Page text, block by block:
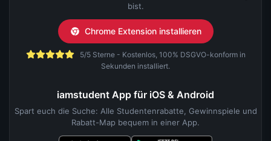
bist.
Chrome Extension installieren
5/5 Sterne - Kostenlos, 100% DSGVO-konform in
Sekunden installiert.
iamstudent App für iOS & Android
Spart euch die Suche: Alle Studentenrabatte, Gewinnspiele und
Rabatt-Map bequem in einer App.